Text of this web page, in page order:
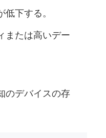
下する。
または高いデー
のデバイスの存